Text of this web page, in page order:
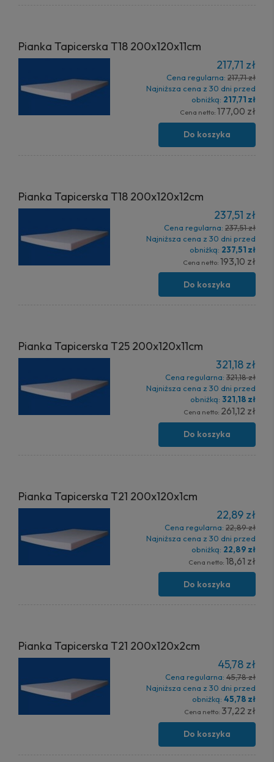
Pianka Tapicerska T18 200x120x11cm
217,71 zł
Cena regularna: 217,71 zł
Najniższa cena z 30 dni przed
obniżką: 217,71 zł
Cena netto: 177,00 zł
Do koszyka
Pianka Tapicerska T18 200x120x12cm
237,51 zł
Cena regularna: 237,51 zł
Najniższa cena z 30 dni przed
obniżką: 237,51 zł
Cena netto: 193,10 zł
Do koszyka
Pianka Tapicerska T25 200x120x11cm
321,18 zł
Cena regularna: 321,18 zł
Najniższa cena z 30 dni przed
obniżką: 321,18 zł
Cena netto: 261,12 zł
Do koszyka
Pianka Tapicerska T21 200x120x1cm
22,89 zł
Cena regularna: 22,89 zł
Najniższa cena z 30 dni przed
obniżką: 22,89 zł
Cena netto: 18,61 zł
Do koszyka
Pianka Tapicerska T21 200x120x2cm
45,78 zł
Cena regularna: 45,78 zł
Najniższa cena z 30 dni przed
obniżką: 45,78 zł
Cena netto: 37,22 zł
Do koszyka